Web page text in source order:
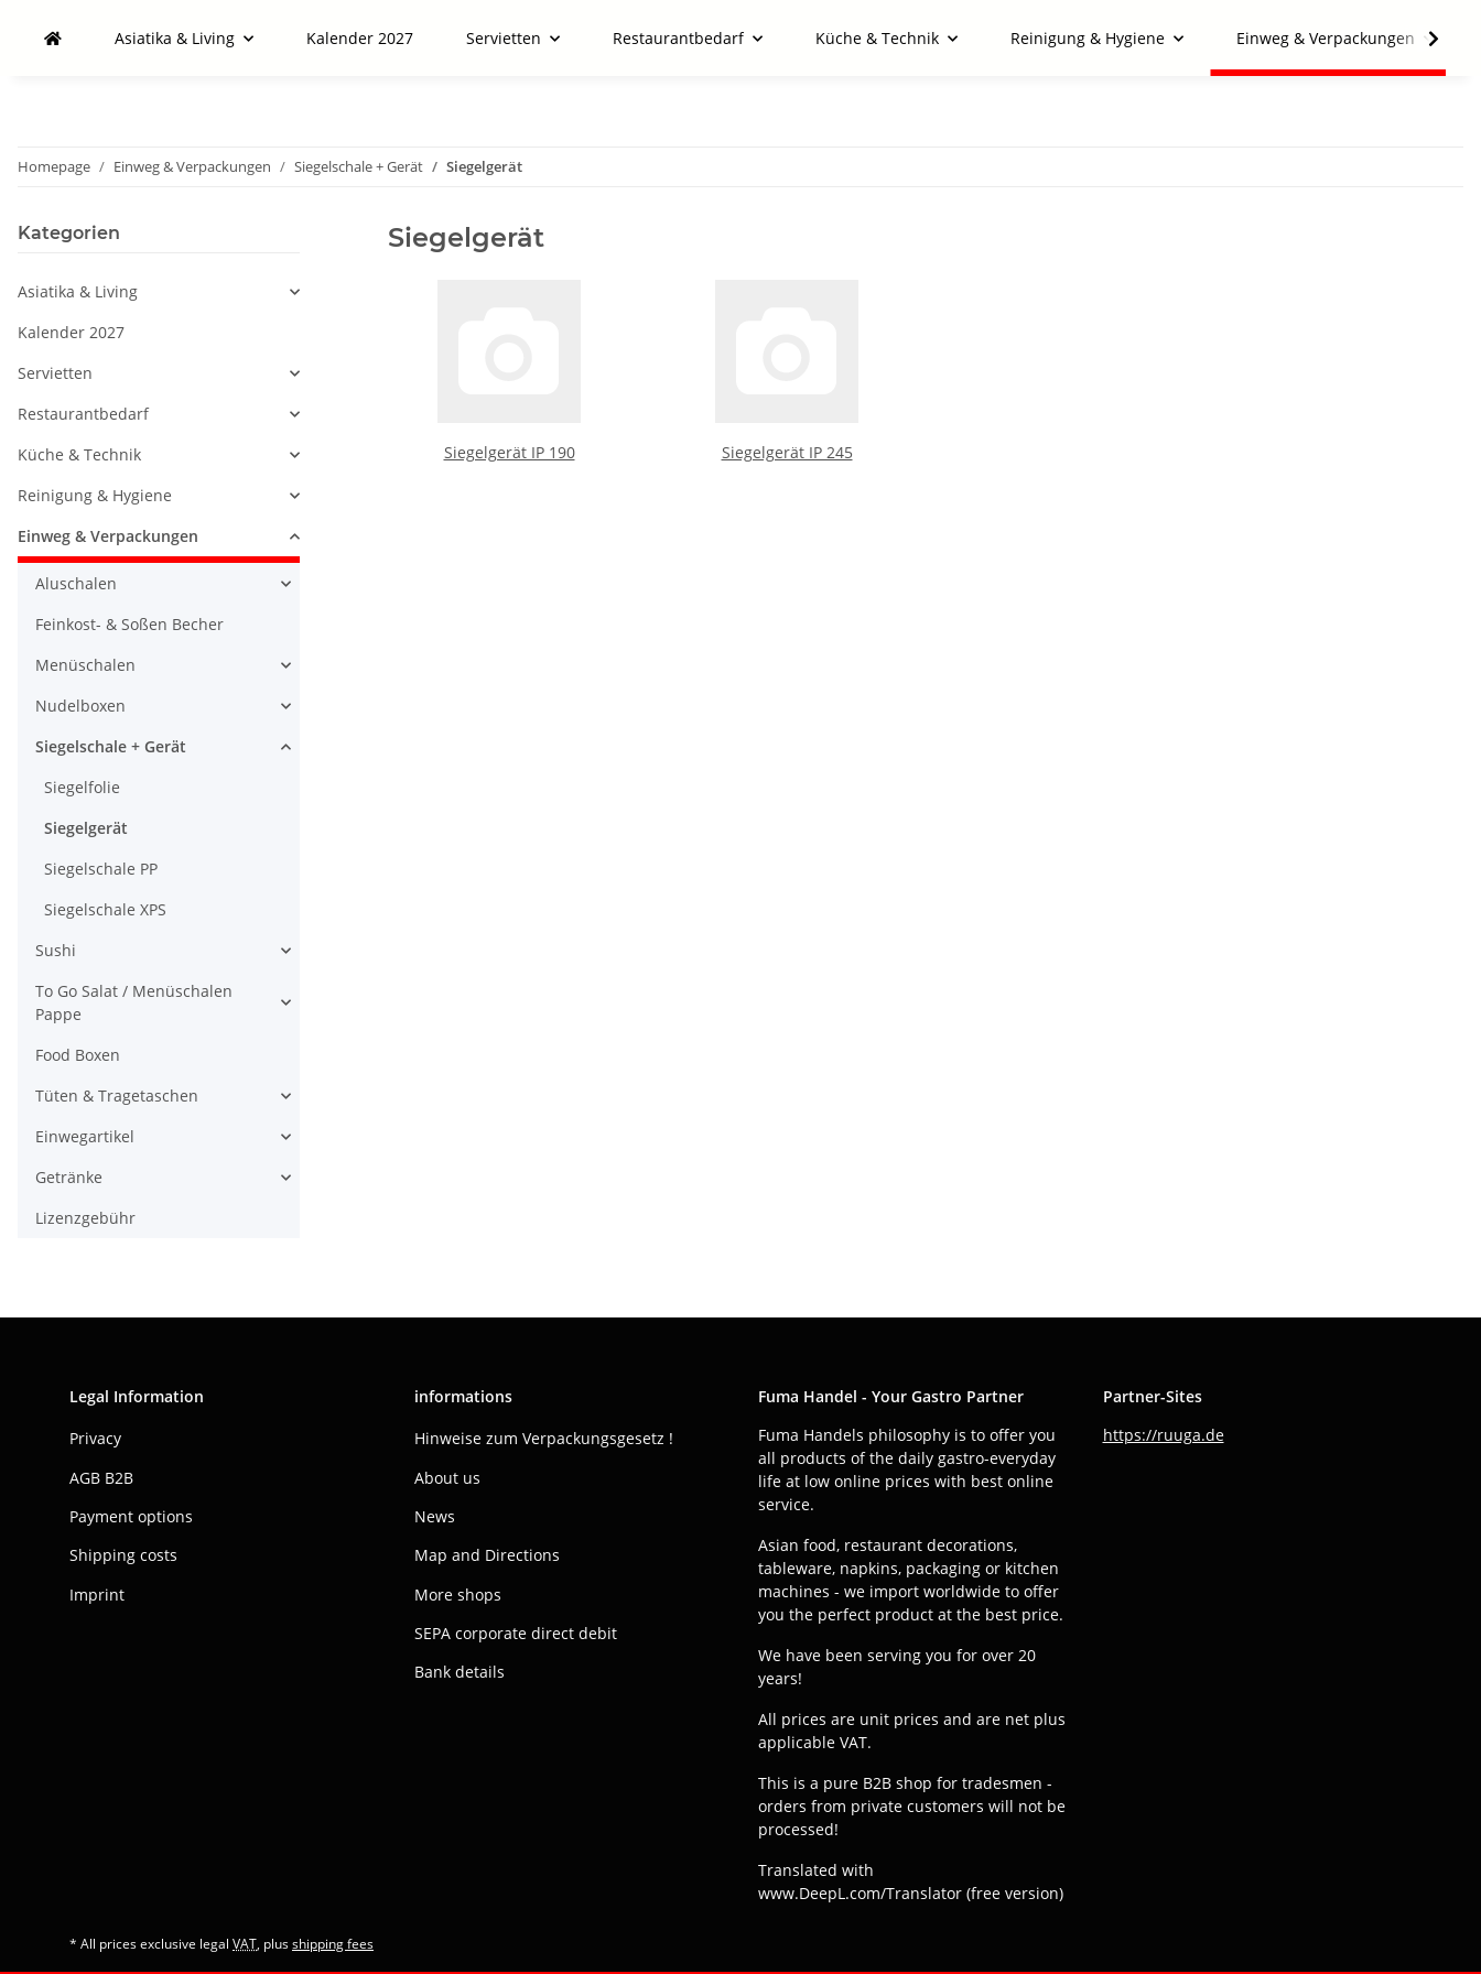
Asiatika & Living Kalender 2027 Servietten Restaurantbedarf Küche & Technik Reinigung & Hygiene Einweg & Verpackungen
Homepage Einweg & Verpackungen Siegelschale + Gerät Siegelgerät
Siegelgerät
Siegelgerät IP 190 Siegelgerät IP 245
Kategorien
Asiatika & Living
Kalender 2027
Servietten
Restaurantbedarf
Küche & Technik
Reinigung & Hygiene
Einweg & Verpackungen
Aluschalen
Feinkost- & Soßen Becher
Menüschalen
Nudelboxen
Siegelschale + Gerät
Siegelfolie
Siegelgerät
Siegelschale PP
Siegelschale XPS
Sushi
To Go Salat / Menüschalen
Pappe
Food Boxen
Tüten & Tragetaschen
Einwegartikel
Getränke
Lizenzgebühr
Legal Information
Privacy
AGB B2B
Payment options
Shipping costs
Imprint
informations
Hinweise zum Verpackungsgesetz !
About us
News
Map and Directions
More shops
SEPA corporate direct debit
Bank details
Fuma Handel - Your Gastro Partner
Fuma Handels philosophy is to offer you
all products of the daily gastro-everyday
life at low online prices with best online
service.
Asian food, restaurant decorations,
tableware, napkins, packaging or kitchen
machines - we import worldwide to offer
you the perfect product at the best price.
We have been serving you for over 20
years!
All prices are unit prices and are net plus
applicable VAT.
This is a pure B2B shop for tradesmen -
orders from private customers will not be
processed!
Translated with
www.DeepL.com/Translator (free version)
Partner-Sites
https://ruuga.de
* All prices exclusive legal VAT, plusshipping fees